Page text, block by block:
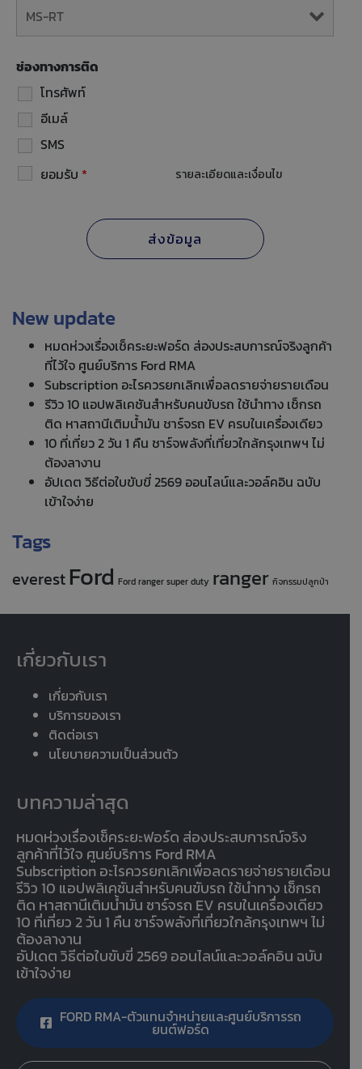
ช่องทางการติด
โทรศัพท์
อีเมล์
SMS
ยอมรับ * รายละเอียดและเงื่อนไข
New update
หมดห่วงเรื่องเช็คระยะฟอร์ด ส่องประสบการณ์จริงลูกค้า
ที่ไว้ใจ ศูนย์บริการ Ford RMA
Subscription อะไรควรยกเลิกเพื่อลดรายจ่ายรายเดือน
รีวิว 10 แอปพลิเคชันสำหรับคนขับรถ ใช้นำทาง เช็กรถ
ติด หาสถานีเติมน้ำมัน ชาร์จรถ EV ครบในเครื่องเดียว
10 ที่เที่ยว 2 วัน 1 คืน ชาร์จพลังที่เที่ยวใกล้กรุงเทพฯ ไม่
ต้องลางาน
อัปเดต วิธีต่อใบขับขี่ 2569 ออนไลน์และวอล์คอิน ฉบับ
เข้าใจง่าย
Tags
everest Ford Ford ranger super duty ranger กิจกรรมปลูกป่า
เกี่ยวกับเรา
เกี่ยวกับเรา
บริการของเรา
ติดต่อเรา
นโยบายความเป็นส่วนตัว
บทความล่าสุด
หมดห่วงเรื่องเช็คระยะฟอร์ด ส่องประสบการณ์จริง
ลูกค้าที่ไว้ใจ ศูนย์บริการ Ford RMA
Subscription อะไรควรยกเลิกเพื่อลดรายจ่ายรายเดือน
รีวิว 10 แอปพลิเคชันสำหรับคนขับรถ ใช้นำทาง เช็กรถ
ติด หาสถานีเติมน้ำมัน ชาร์จรถ EV ครบในเครื่องเดียว
10 ที่เที่ยว 2 วัน 1 คืน ชาร์จพลังที่เที่ยวใกล้กรุงเทพฯ ไม่
ต้องลางาน
อัปเดต วิธีต่อใบขับขี่ 2569 ออนไลน์และวอล์คอิน ฉบับ
เข้าใจง่าย
FORD RMA-ตัวแทนจำหน่ายและศูนย์บริการรถ
ยนต์ฟอร์ด